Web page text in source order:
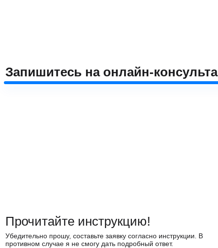
Запишитесь на онлайн-
Прочитайте инструкцию!
Убедительно прошу, составьте заявку согласно инструкции. В
противном случае я не смогу дать подробный ответ.